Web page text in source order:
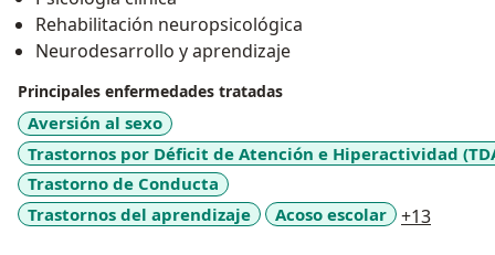
Rehabilitación neuropsicológica
Neurodesarrollo y aprendizaje
Principales enfermedades tratadas
Aversión al sexo
Trastornos por Déficit de Atención e Hiperactividad
Trastorno de Conducta
Trastornos del aprendizaje
Acoso escolar +13